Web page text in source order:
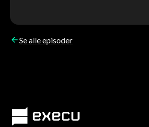
Se alle episoder